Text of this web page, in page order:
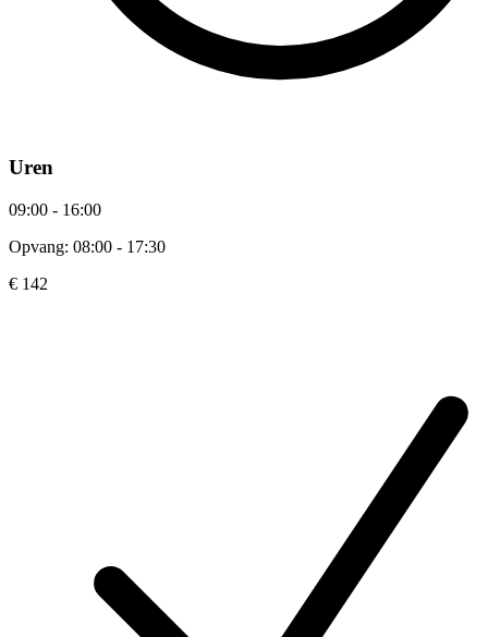
Uren
09:00 - 16:00
Opvang: 08:00 - 17:30
€ 142